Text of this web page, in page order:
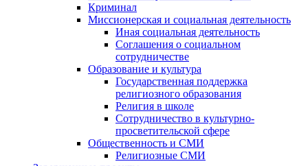
Криминал
Миссионерская и социальная деятельность
Иная социальная деятельность
Соглашения о социальном
сотрудничестве
Образование и культура
Государственная поддержка
религиозного образования
Религия в школе
Сотрудничество в культурно-
просветительской сфере
Общественность и СМИ
Религиозные СМИ